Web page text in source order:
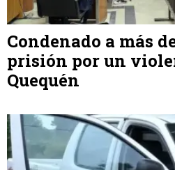
Condenado a más
prisión por un
Quequén